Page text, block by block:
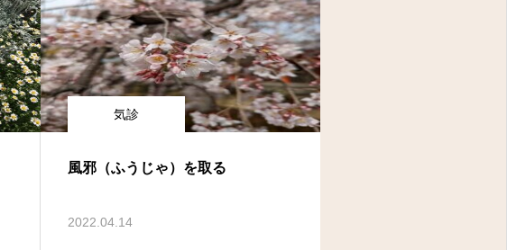
気診
風邪（ふうじゃ）を取る
2022.04.14